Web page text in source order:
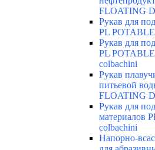
FLOATING
Рукав для
PL
Рукав для
PL
colbachini
Рукав
питьевой
FLOATING
Рукав для
материалов
colbachini
Напорно-